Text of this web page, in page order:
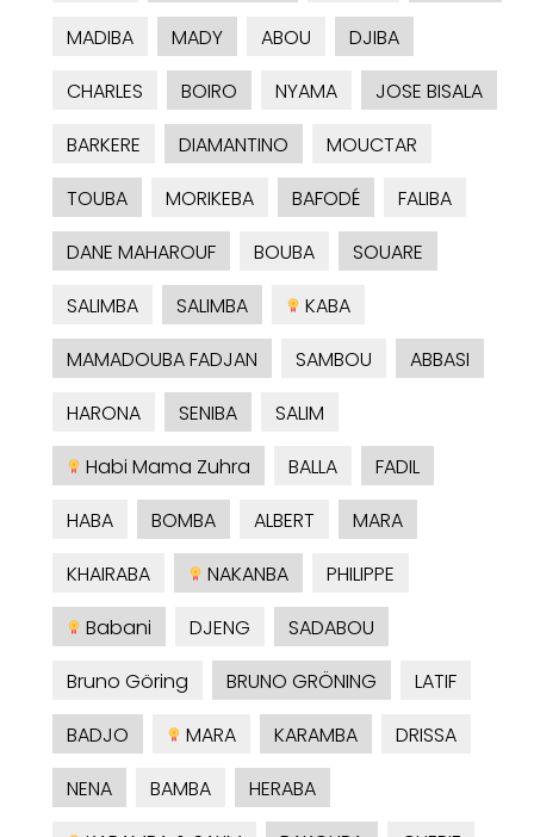
MADIBA MADY ABOU
DJIBA
CHARLES
BOIRO NYAMA
JOSE BISALA
BARKERE
DIAMANTINO
MOUCTAR
TOUBA
MORIKEBA BAFODÉ
FALIBA
DANE MAHAROUF
BOUBA
SOUARE
SALIMBA
SALIMBA
KABA
MAMADOUBA FADJAN
SAMBOU
ABBASI
HARONA
SENIBA
SALIM
Habi Mama Zuhra
BALLA
FADIL
HABA
BOMBA ALBERT
MARA
KHAIRABA
NAKANBA
PHILIPPE
Babani
DJENG
SADABOU
Bruno Göring
BRUNO GRÖNING
LATIF
BADJO
MARA KARAMBA
DRISSA
NENA
BAMBA
HERABA